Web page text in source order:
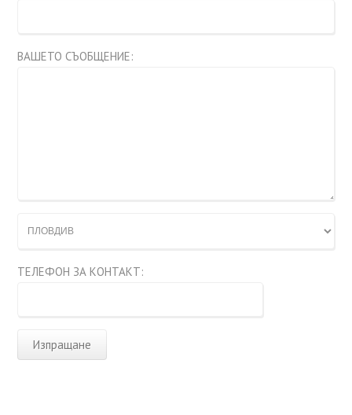
ВАШЕТО СЪОБЩЕНИЕ:
ТЕЛЕФОН ЗА КОНТАКТ: